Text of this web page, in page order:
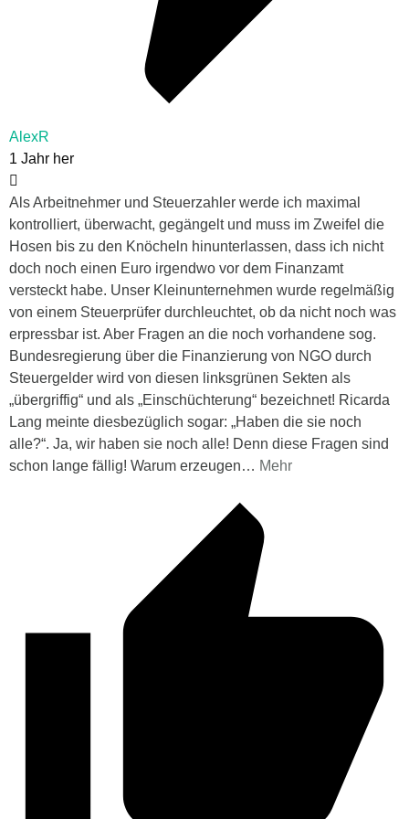
AlexR
1 Jahr her
Als Arbeitnehmer und Steuerzahler werde ich maximal
kontrolliert, überwacht, gegängelt und muss im Zweifel die
Hosen bis zu den Knöcheln hinunterlassen, dass ich nicht
doch noch einen Euro irgendwo vor dem Finanzamt
versteckt habe. Unser Kleinunternehmen wurde regelmäßig
von einem Steuerprüfer durchleuchtet, ob da nicht noch was
erpressbar ist. Aber Fragen an die noch vorhandene sog.
Bundesregierung über die Finanzierung von NGO durch
Steuergelder wird von diesen linksgrünen Sekten als
„übergriffig“ und als „Einschüchterung“ bezeichnet! Ricarda
Lang meinte diesbezüglich sogar: „Haben die sie noch
alle?“. Ja, wir haben sie noch alle! Denn diese Fragen sind
schon lange fällig! Warum erzeugen… Mehr